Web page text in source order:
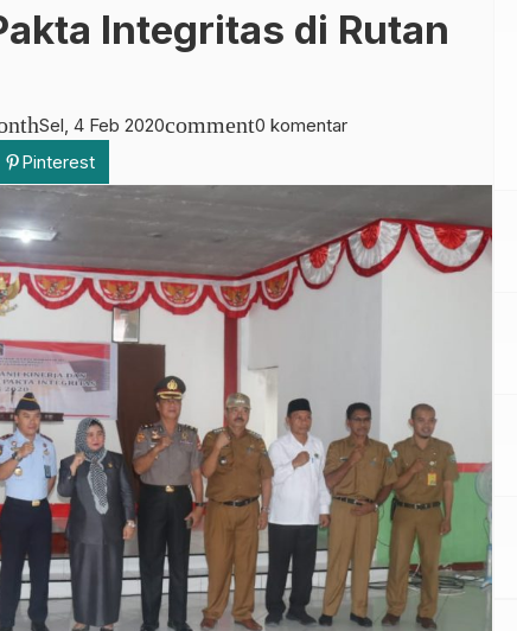
Integritas di Rutan
Sel, 4 Feb 2020comment0 komentar
Pinterest